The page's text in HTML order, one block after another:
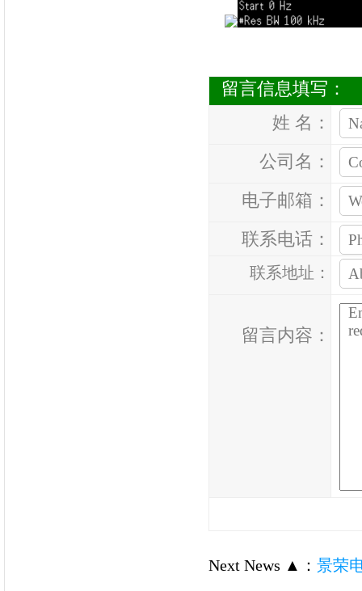
留言信息填写：
姓 名：
公司名：
电子邮箱：
联系电话：
联系地址：
留言内容：
Next News ▲ ： 景荣